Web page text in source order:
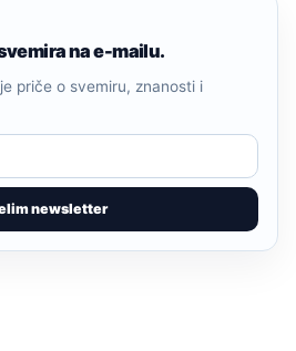
na e-mailu.
newsletter
priče o svemiru, znanosti i